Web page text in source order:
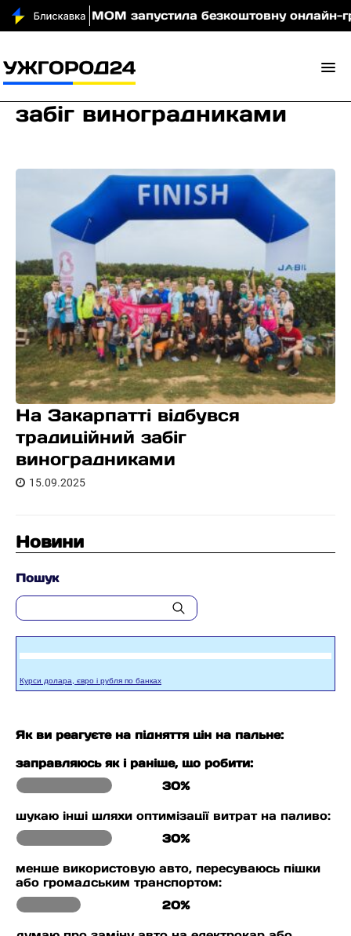
МОМ запустила безкоштовну онлайн-гру,
забіг виноградниками
На Закарпатті відбувся
традиційний забіг
виноградниками
15.09.2025
Новини
Пошук
Курси долара, євро і рубля по банках
Як ви реагуєте на підняття цін на пальне:
заправляюсь як і раніше, що робити:
30%
шукаю інші шляхи оптимізації витрат на паливо:
30%
менше використовую авто, пересуваюсь пішки
або громадським транспортом:
20%